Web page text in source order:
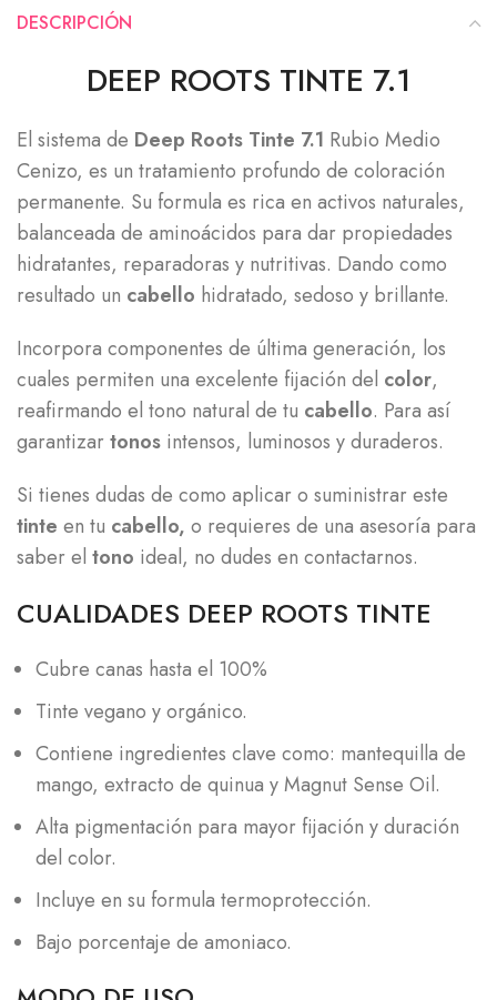
DESCRIPCIÓN
DEEP ROOTS TINTE 7.1
El sistema de Deep Roots Tinte 7.1 Rubio Medio
Cenizo, es un tratamiento profundo de coloración
permanente. Su formula es rica en activos naturales,
balanceada de aminoácidos para dar propiedades
hidratantes, reparadoras y nutritivas. Dando como
resultado un cabello hidratado, sedoso y brillante.
Incorpora componentes de última generación, los
cuales permiten una excelente fijación del color,
reafirmando el tono natural de tu cabello. Para así
garantizartonos intensos, luminosos y duraderos.
Si tienes dudas de como aplicar o suministrar este
tinte en tu cabello, o requieres de una asesoría para
saber el tono ideal, no dudes en contactarnos.
CUALIDADES DEEP ROOTS TINTE
Cubre canas hasta el 100%
Tinte vegano y orgánico.
Contiene ingredientes clave como: mantequilla de
mango, extracto de quinua y Magnut Sense Oil.
Alta pigmentación para mayor fijación y duración
del color.
Incluye en su formula termoprotección.
Bajo porcentaje de amoniaco.